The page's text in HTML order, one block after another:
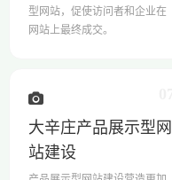
型网站，促使访问者和企业在
网站上最终成交。
大辛庄产品展示型网
站建设